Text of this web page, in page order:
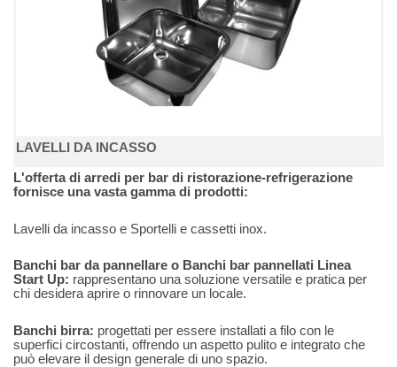
LAVELLI DA INCASSO
L'offerta di arredi per bar di ristorazione-refrigerazione
fornisce una vasta gamma di prodotti:
Lavelli da incasso e Sportelli e cassetti inox.
Banchi bar da pannellare o Banchi bar pannellati Linea
Start Up: rappresentano una soluzione versatile e pratica per
chi desidera aprire o rinnovare un locale.
Banchi birra: progettati per essere installati a filo con le
superfici circostanti, offrendo un aspetto pulito e integrato che
può elevare il design generale di uno spazio.